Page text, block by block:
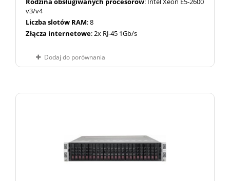
v3/v4
Liczba slotów RAM: 8
Złącza internetowe: 2x RJ-45 1Gb/s
Dodaj do porównania